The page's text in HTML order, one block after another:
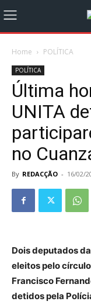
Home POLÍTICA
POLÍTICA
Última
UNITA
no
By REDACÇÃO - 16/02/
Dois deputados
eleitos pelo
Francisco
detidos pela